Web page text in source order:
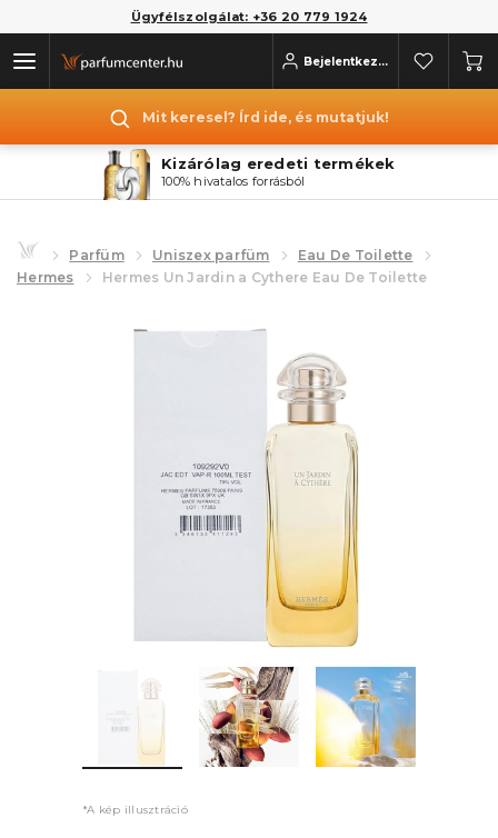
Ügyfélszolgálat: +36 20 779 1924
Bejelentkezés
Mit keresel? Írd ide, és mutatjuk!
Kizárólag eredeti termékek
100% hivatalos forrásból
Parfüm Uniszex parfüm
Eau De Toilette
Hermes
Hermes Un Jardin a Cythere Eau De Toilette
*A kép illusztráció